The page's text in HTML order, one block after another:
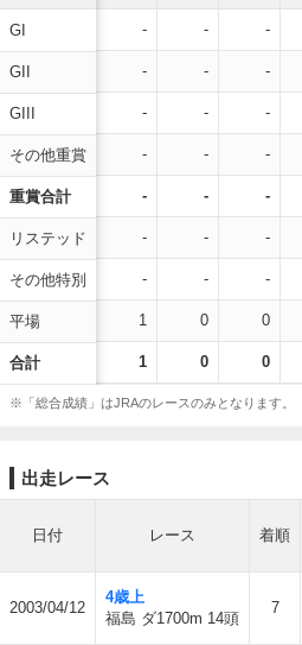
GI
GII
GIII
その他重賞
重賞合計
リステッド
その他特別
平場
合計
- - -
- - -
- - -
- - -
- - -
- - -
- - -
1 0 0
1 0 0
※「総合成績」はJRAのレースのみとなります。
出走レース
日付 レース 着順
2003/04/12
4歳上
福島 ダ1700m 14頭
7